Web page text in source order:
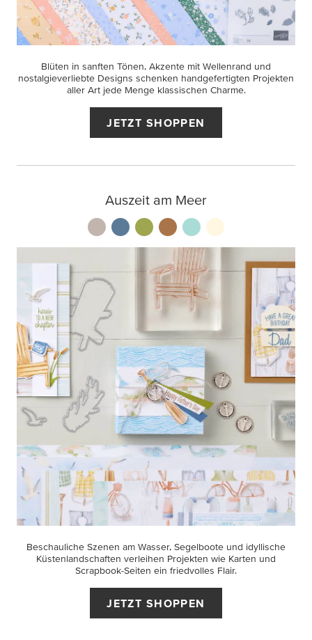
Blüten in sanften Tönen, Akzente mit Wellenrand und
nostalgieverliebte Designs schenken handgefertigten Projekten
aller Art jede Menge klassischen Charme.
JETZT SHOPPEN
Auszeit am Meer
Beschauliche Szenen am Wasser, Segelboote und idyllische
Küstenlandschaften verleihen Projekten wie Karten und
Scrapbook-Seiten ein friedvolles Flair.
JETZT SHOPPEN